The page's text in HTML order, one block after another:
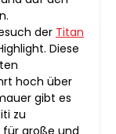
der Titan
Diese
hoch über
gibt es
zu
für große und